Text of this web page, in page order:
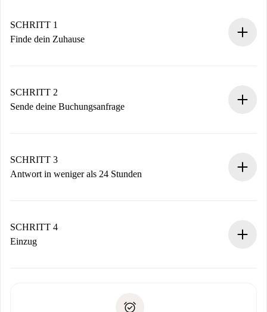
SCHRITT 1
Finde dein Zuhause
Du erhältst alle notwendigen Informationen im Voraus.
SCHRITT 2
Sende deine Buchungsanfrage
Denk daran, dass wir dich erst belasten, wenn der
Vermieter zustimmt.
SCHRITT 3
Antwort in weniger als 24 Stunden
stellen den Kontakt her.
Wenn der Vermieter ablehnen muss, entstehen keine
SCHRITT 4
Einzug